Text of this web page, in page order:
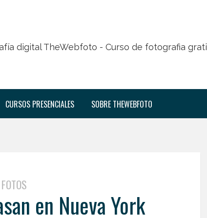
CURSOS PRESENCIALES SOBRE THEWEBFOTO
en Nueva York